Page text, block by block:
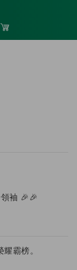
袖 🎉🎉
霸榜。